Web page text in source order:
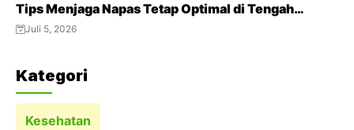
Tips Menjaga Napas Tetap Optimal di Tengah
Aktivitas Padat
Juli 5, 2026
Kategori
Kesehatan